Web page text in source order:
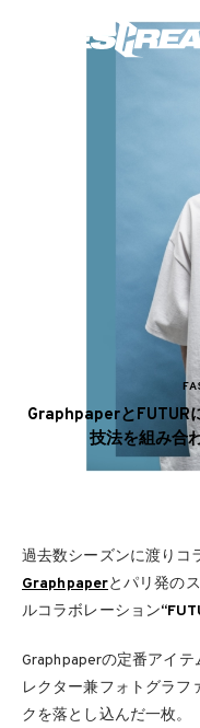
GraphpaperとFUTUR
技法を組み合
過去数シーズンに渡りコ
Graphpaperとパリ発の
ルコラボレーション
Graphpaperの定番アイテ
レクター兼フォトグラフ
クを落とし込んだ一枚。